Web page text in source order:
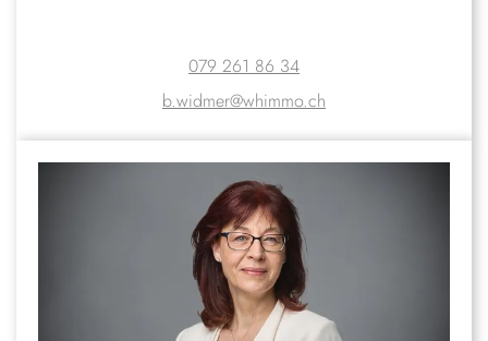
079 261 86 34
b.widmer@whimmo.ch